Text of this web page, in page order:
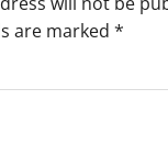
are marked *